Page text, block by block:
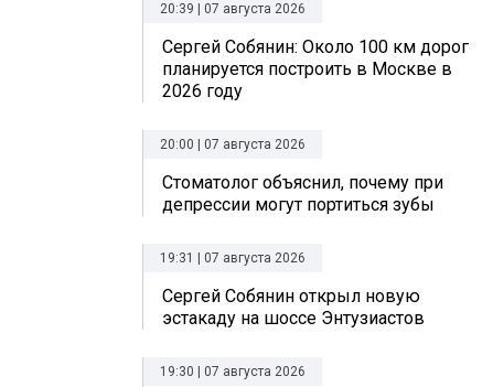
20:39 | 07 августа 2026
Сергей Собянин: Около 100 км дорог
планируется построить в Москве в
2026 году
20:00 | 07 августа 2026
Стоматолог объяснил, почему при
депрессии могут портиться зубы
19:31 | 07 августа 2026
Сергей Собянин открыл новую
эстакаду на шоссе Энтузиастов
19:30 | 07 августа 2026